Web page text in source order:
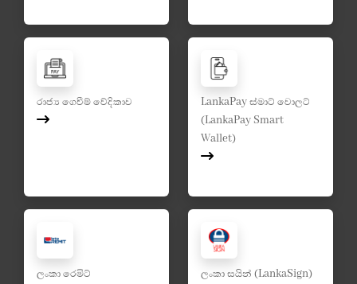
රාජ්‍ය ගෙවීම් වේදිකාව
LankaPay ස්මාට් වොලට්
(LankaPay Smart
Wallet)
ලංකා රෙමිට්
ලංකා සයින් (LankaSign)